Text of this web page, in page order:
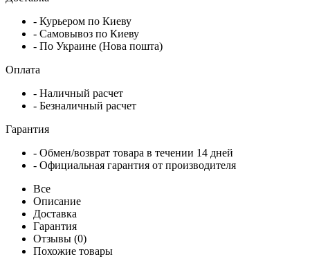
- Курьером по Киеву
- Самовывоз по Киеву
- По Украине (Нова пошта)
Оплата
- Наличный расчет
- Безналичный расчет
Гарантия
- Обмен/возврат товара в течении 14 дней
- Официальная гарантия от производителя
Все
Описание
Доставка
Гарантия
Отзывы (0)
Похожие товары